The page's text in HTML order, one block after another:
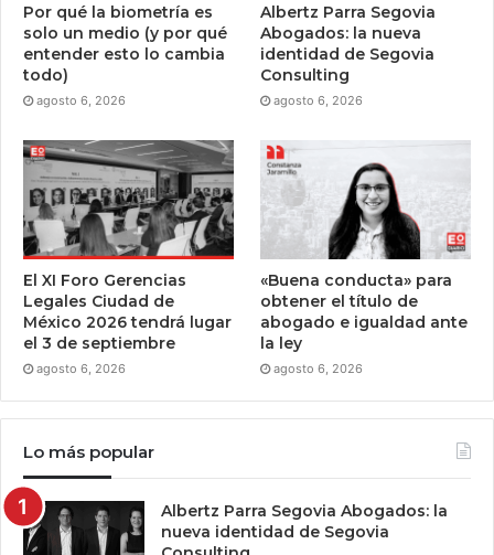
Por qué la biometría es
solo un medio (y por qué
entender esto lo cambia
todo)
agosto 6, 2026
Albertz Parra Segovia
Abogados: la nueva
identidad de Segovia
Consulting
agosto 6, 2026
El XI Foro Gerencias
Legales Ciudad de
México 2026 tendrá lugar
el 3 de septiembre
agosto 6, 2026
«Buena conducta» para
obtener el título de
abogado e igualdad ante
la ley
agosto 6, 2026
Lo más popular
Albertz Parra Segovia Abogados: la
nueva identidad de Segovia